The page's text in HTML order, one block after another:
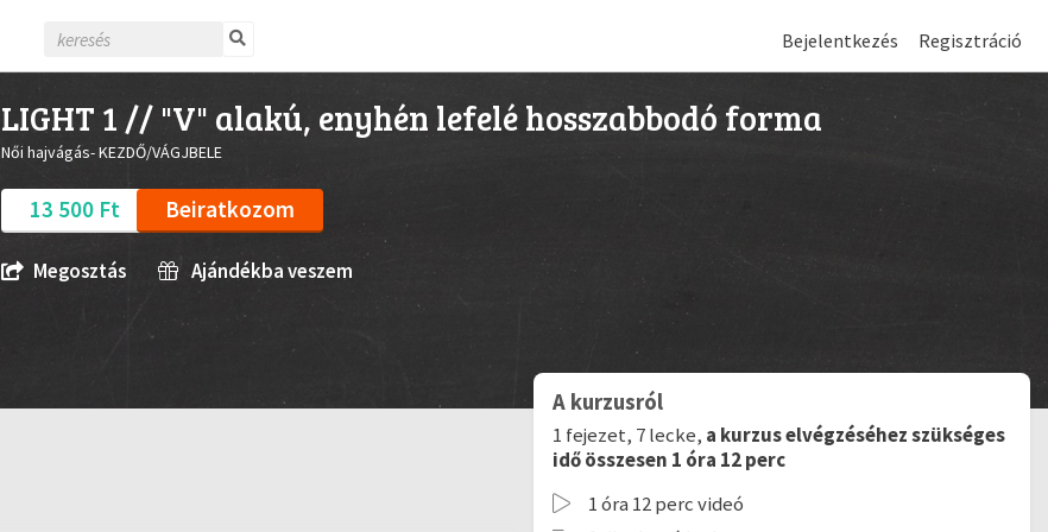
Bejelentkezés Regisztráció
LIGHT 1 // "V" alakú, enyhén lefelé hosszabbodó forma
Női hajvágás- KEZDŐ/VÁGJBELE
13 500 Ft Beiratkozom
Megosztás Ajándékba veszem
A kurzusról
1 fejezet, 7 lecke, a kurzus elvégzéséhez szükséges
idő összesen 1 óra 12 perc
1 óra 12 perc videó